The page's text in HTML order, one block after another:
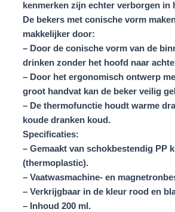
kenmerken zijn echter verborgen in
De bekers met conische vorm
makkelijker door:
– Door de conische vorm van de
drinken zonder het hoofd naar
– Door het ergonomisch ontwerp
groot handvat kan de beker veilig
– De thermofunctie houdt warme
koude dranken koud.
Specificaties:
– Gemaakt van schokbestendig PP
(thermoplastic).
– Vaatwasmachine- en
– Verkrijgbaar in de kleur rood en
– Inhoud 200 ml.